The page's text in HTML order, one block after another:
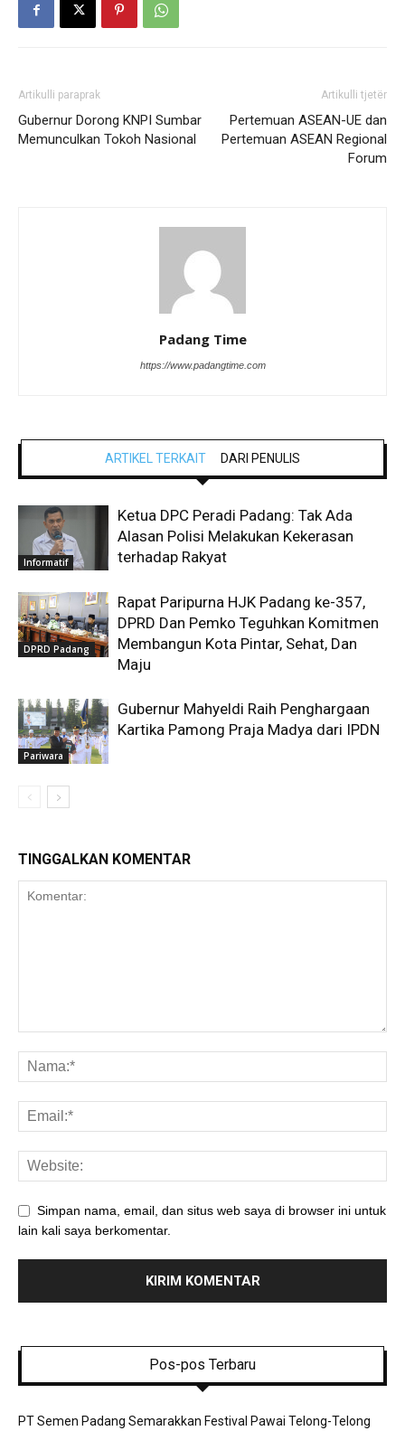
Artikulli paraprak
Gubernur Dorong KNPI Sumbar
Memunculkan Tokoh Nasional
Artikulli tjetër
Pertemuan ASEAN-UE dan
Pertemuan ASEAN Regional
Forum
Padang Time
https://www.padangtime.com
ARTIKEL TERKAIT DARI PENULIS
Informatif
Ketua DPC Peradi Padang: Tak Ada
Alasan Polisi Melakukan Kekerasan
terhadap Rakyat
DPRD Padang
Rapat Paripurna HJK Padang ke-357,
DPRD Dan Pemko Teguhkan Komitmen
Membangun Kota Pintar, Sehat, Dan
Maju
Pariwara
Gubernur Mahyeldi Raih Penghargaan
Kartika Pamong Praja Madya dari IPDN
TINGGALKAN KOMENTAR
Simpan nama, email, dan situs web saya di browser ini untuk
lain kali saya berkomentar.
Pos-pos Terbaru
PT Semen Padang Semarakkan Festival Pawai Telong-Telong